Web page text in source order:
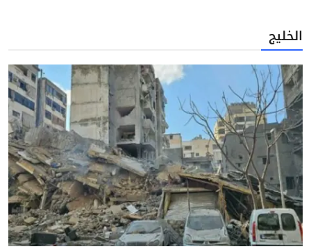
الخليج